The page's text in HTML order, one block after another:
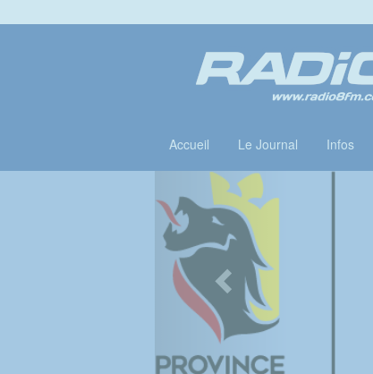
Accueil Le Journal Infos